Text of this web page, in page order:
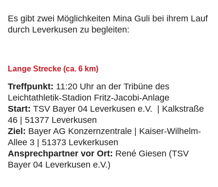
Es gibt zwei Möglichkeiten Mina Guli bei ihrem Lauf
durch Leverkusen zu begleiten:
Lange Strecke (ca. 6 km)
Treffpunkt: 11:20 Uhr an der Tribüne des
Leichtathletik-Stadion Fritz-Jacobi-Anlage
Start: TSV Bayer 04 Leverkusen e.V. | Kalkstraße
46 | 51377 Leverkusen
Ziel: Bayer AG Konzernzentrale | Kaiser-Wilhelm-
Allee 3 | 51373 Levkerkusen
Ansprechpartner vor Ort: René Giesen (TSV
Bayer 04 Leverkusen e.V.)